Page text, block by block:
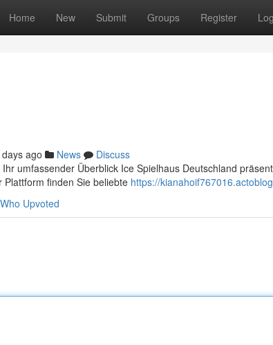
Home New Submit Groups Register
ago News
Discuss
umfassender Überblick Ice Spielhaus Deutschland
Plattform finden Sie beliebte https://
Who Upvoted